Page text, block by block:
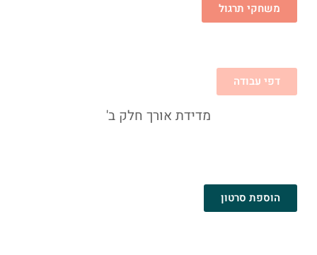
משחקי תרגול
דפי עבודה
מדידת אורך חלק ב'
הוספת סרטון